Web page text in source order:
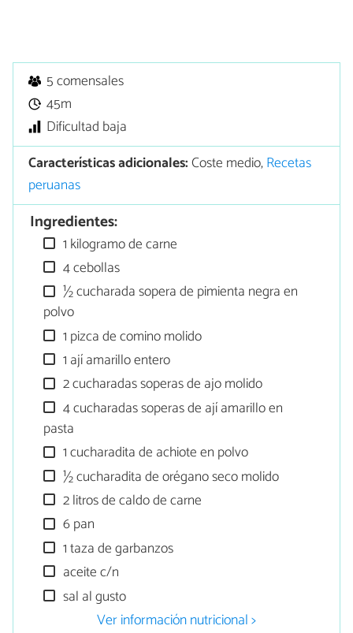
5 comensales
45m
Dificultad baja
Características adicionales:Coste medio,Recetas
peruanas
Ingredientes:
1 kilogramo de carne
4 cebollas
½ cucharada sopera de pimienta negra en
polvo
1 pizca de comino molido
1 ají amarillo entero
2 cucharadas soperas de ajo molido
4 cucharadas soperas de ají amarillo en
pasta
1 cucharadita de achiote en polvo
½ cucharadita de orégano seco molido
2 litros de caldo de carne
6 pan
1 taza de garbanzos
aceite c/n
sal al gusto
Ver información nutricional >